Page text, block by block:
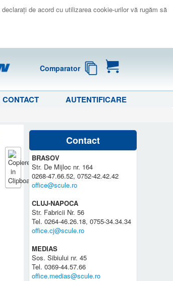
de acord cu utilizarea cookie-urilor vă rugăm să
Comparator
CONTACT AUTENTIFICARE
Contact
BRASOV
Str. De Mijloc nr. 164
0268-47.66.52, 0752-42.42.42
office@scule.ro
CLUJ-NAPOCA
Str. Fabricii Nr. 56
Tel. 0264-46.26.18, 0755-34.34.34
office.cj@scule.ro
MEDIAS
Sos. Sibiului nr. 45
Tel. 0369-44.57.66
office.medias@scule.ro